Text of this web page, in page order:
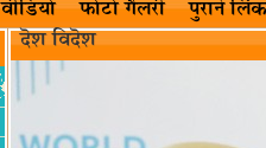
वीडियो फोटो गैलरी पुराने लिंक
दॆश‍ विदॆश‌